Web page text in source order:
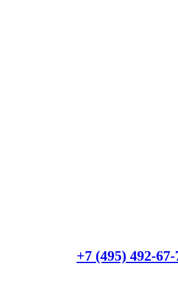
+7 (495) 492-67-